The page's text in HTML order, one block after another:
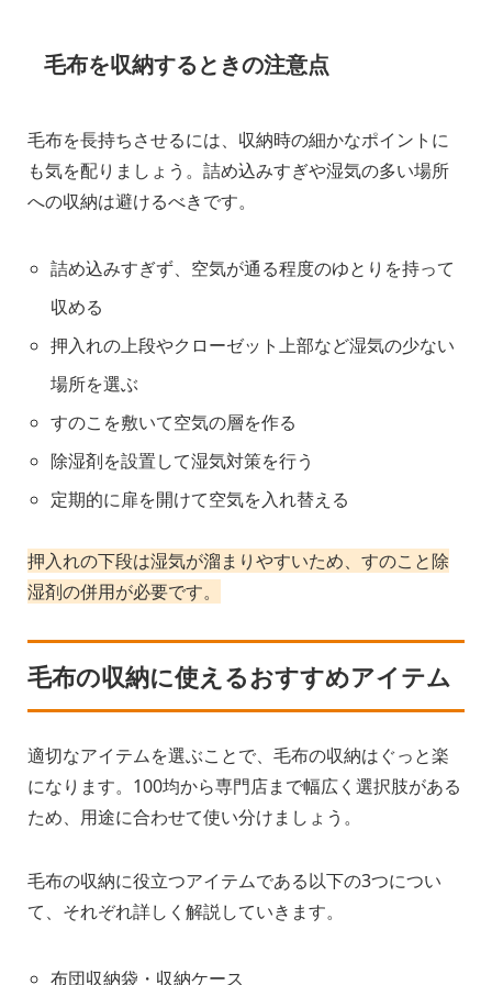
毛布を収納するときの注意点
毛布を長持ちさせるには、収納時の細かなポイントに
も気を配りましょう。詰め込みすぎや湿気の多い場所
への収納は避けるべきです。
詰め込みすぎず、空気が通る程度のゆとりを持って
収める
押入れの上段やクローゼット上部など湿気の少ない
場所を選ぶ
すのこを敷いて空気の層を作る
除湿剤を設置して湿気対策を行う
定期的に扉を開けて空気を入れ替える
押入れの下段は湿気が溜まりやすいため、すのこと除
湿剤の併用が必要です。
毛布の収納に使えるおすすめアイテム
適切なアイテムを選ぶことで、毛布の収納はぐっと楽
になります。100均から専門店まで幅広く選択肢がある
ため、用途に合わせて使い分けましょう。
毛布の収納に役立つアイテムである以下の3つについ
て、それぞれ詳しく解説していきます。
布団収納袋・収納ケース